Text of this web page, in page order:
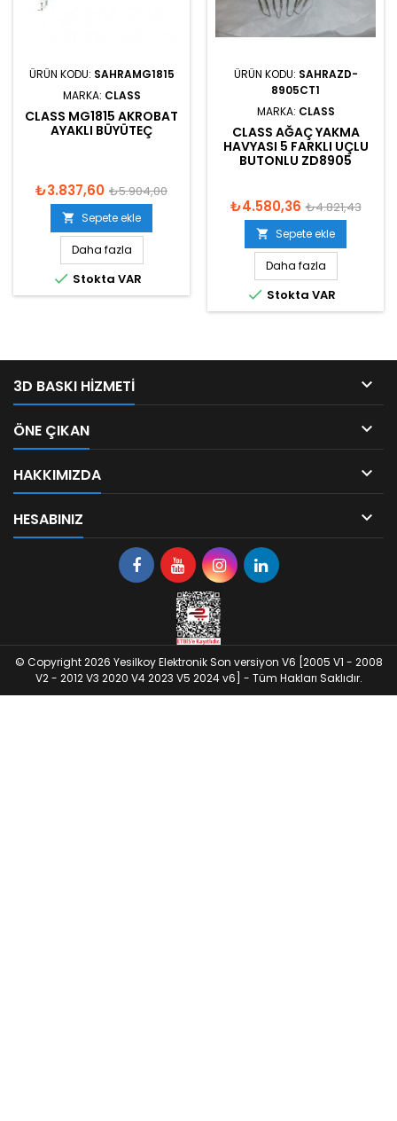
ÜRÜN KODU: SAHRAMG1815
MARKA: CLASS
CLASS MG1815 AKROBAT
AYAKLI BÜYÜTEÇ
₺3.837,60 ₺5.904,00
 Sepete ekle
Daha fazla
 Stokta VAR
ÜRÜN KODU: SAHRAZD-
8905CT1
MARKA: CLASS
CLASS AĞAÇ YAKMA
HAVYASI 5 FARKLI UÇLU
BUTONLU ZD8905
₺4.580,36 ₺4.821,43
 Sepete ekle
Daha fazla
 Stokta VAR
3D BASKI HIZMETI 
ÖNE ÇIKAN 
HAKKIMIZDA 
HESABINIZ 
© Copyright 2026 Yesilkoy Elektronik Son versiyon V6 [2005 V1 - 2008
V2 - 2012 V3 2020 V4 2023 V5 2024 v6] - Tüm Hakları Saklıdır.